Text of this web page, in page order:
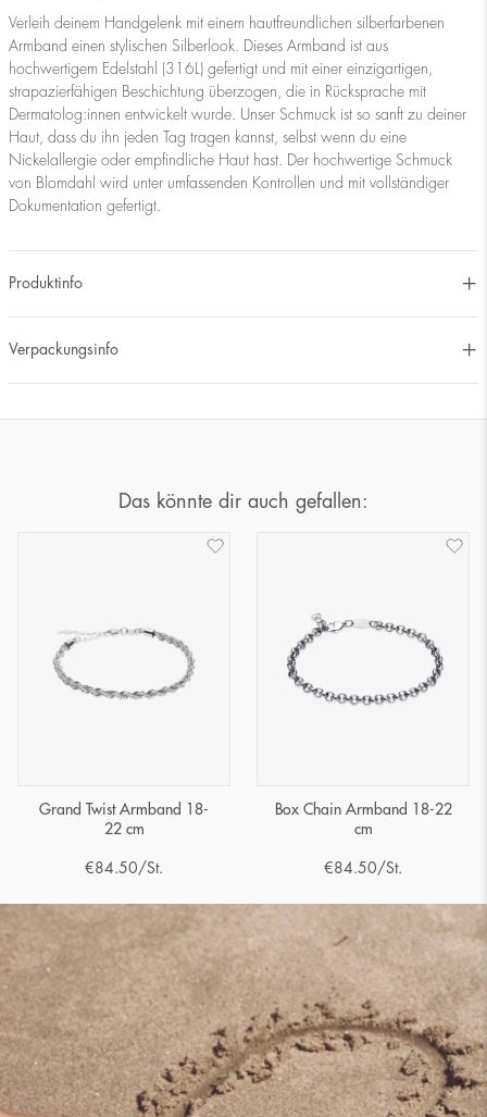
Verleih deinem Handgelenk mit einem hautfreundlichen silberfarbenen
Armband einen stylischen Silberlook. Dieses Armband ist aus
hochwertigem Edelstahl (316L) gefertigt und mit einer einzigartigen,
strapazierfähigen Beschichtung überzogen, die in Rücksprache mit
Dermatolog:innen entwickelt wurde. Unser Schmuck ist so sanft zu deiner
Haut, dass du ihn jeden Tag tragen kannst, selbst wenn du eine
Nickelallergie oder empfindliche Haut hast. Der hochwertige Schmuck
von Blomdahl wird unter umfassenden Kontrollen und mit vollständiger
Dokumentation gefertigt.
Produktinfo
Verpackungsinfo
Das könnte dir auch gefallen:
Grand Twist Armband 18-
22 cm
€84.50/St.
Box Chain Armband 18-22
cm
€84.50/St.